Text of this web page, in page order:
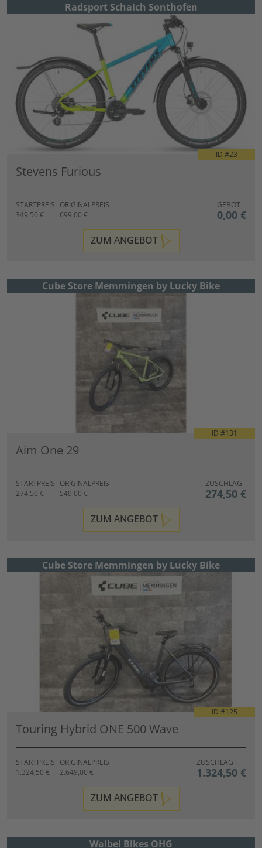
Radsport Schaich Sonthofen
ID #23
Stevens Furious
STARTPREIS
349,50 €
ORIGINALPREIS
699,00 €
GEBOT
0,00 €
ZUM ANGEBOT
Cube Store Memmingen by Lucky Bike
ID #131
Aim One 29
STARTPREIS
274,50 €
ORIGINALPREIS
549,00 €
ZUSCHLAG
274,50 €
ZUM ANGEBOT
Cube Store Memmingen by Lucky Bike
ID #125
Touring Hybrid ONE 500 Wave
STARTPREIS
1.324,50 €
ORIGINALPREIS
2.649,00 €
ZUSCHLAG
1.324,50 €
ZUM ANGEBOT
Waibel Bikes OHG